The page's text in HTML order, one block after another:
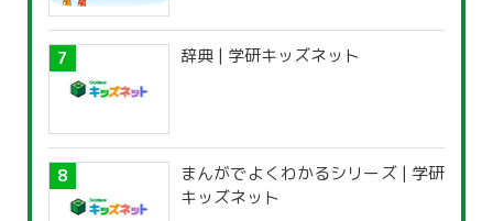
辞典 | 学研キッズネット
まんがでよくわかるシリーズ | 学研
キッズネット